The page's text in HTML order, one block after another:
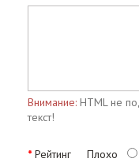
Внимание: HTML не
текст!
Рейтинг Плохо